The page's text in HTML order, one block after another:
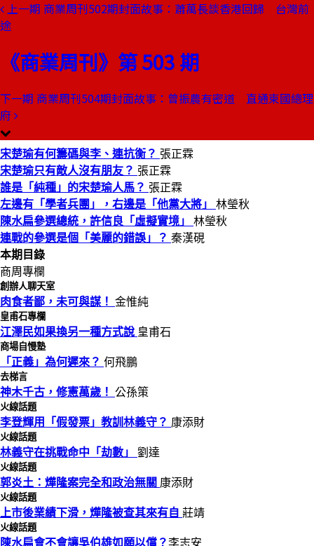
上一期 商業周刊502期封面故事：蕭萬長談香港回歸 台灣前
途
《商業周刊》第 503 期
下一期 商業周刊504期封面故事：曾振農有密道 直通柬國總理
府
本期目錄
預覽文章
商業周刊第503期出刊日期：1997-07-10
義守？
宋楚瑜有何籌碼與李、連抗衡？ 張正霖
宋楚瑜只有敵人沒有朋友？ 張正霖
誰是「純種」的宋楚瑜人馬？ 張正霖
左邊有「學者兵團」，右邊是「他黨大將」 林瑩秋
陳水扁參選總統，許信良「虛擬實境」 林瑩秋
連戰的參選是個「美麗的錯誤」？ 秦漢硯
本期目錄
商周專欄
創辦人聊天室
肉食者鄙，未可與謀！ 金惟純
皇甫石專欄
江澤民如果換另一種方式說 皇甫石
商場自慢塾
「正義」為何遲來？ 何飛鵬
去梯言
神木千古，修憲萬歲！ 公孫策
火線話題
李登輝用「假發票」教訓林義守？ 康添財
火線話題
林義守在挑戰命中「劫數」 劉達
火線話題
郭炎土：燁隆案完全和政治無關 康添財
火線話題
上市後業績下滑，燁隆被查其來有自 莊靖
火線話題
陳水扁會不會讓吳伯雄如願以償？李志安